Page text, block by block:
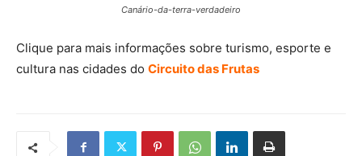
Canário-da-terra-verdadeiro
Clique para mais informações sobre turismo, esporte e
cultura nas cidades do Circuito das Frutas